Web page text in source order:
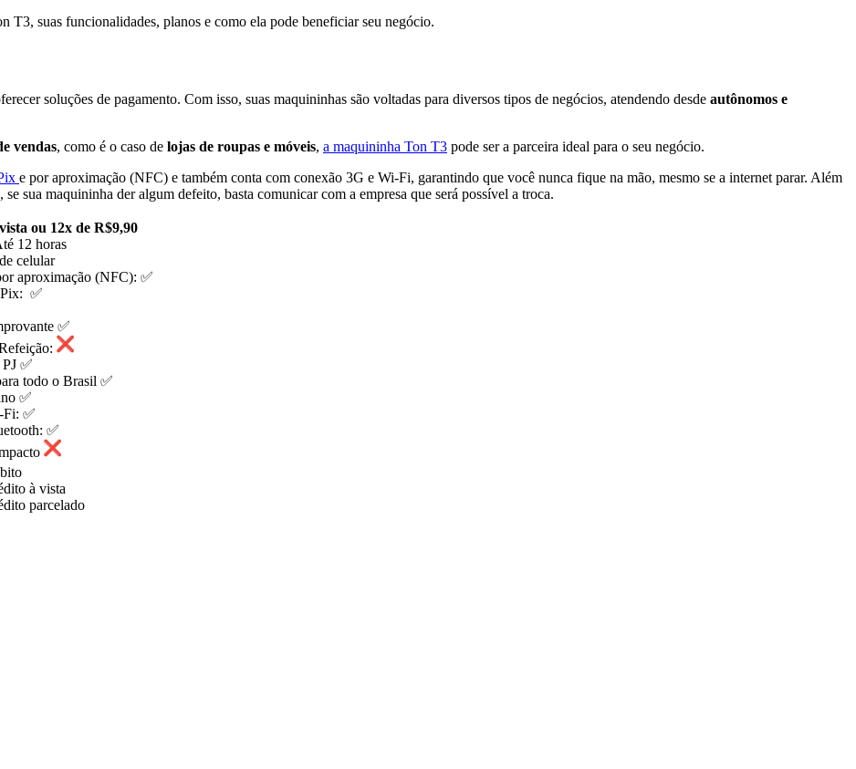
T3, suas funcionalidades, planos e como ela pode beneficiar seu negócio.
soluções de pagamento. Com isso, suas maquininhas são voltadas para diversos tipos de negócios, atendendo desde autônomos e
vendas, como é o caso de lojas de roupas e móveis, a maquininha Ton T3 pode ser a parceira ideal para o seu negócio.
e por aproximação (NFC) e também conta com conexão 3G e Wi-Fi, garantindo que você nunca fique na mão, mesmo se a internet parar. Além
sua maquininha der algum defeito, basta comunicar com a empresa que será possível a troca.
ou 12x de R$9,90
12 horas
celular
aproximação (NFC): ✅
Pix: ✅
✅
✅
todo o Brasil ✅
✅
Fi: ✅
✅
à vista
parcelado